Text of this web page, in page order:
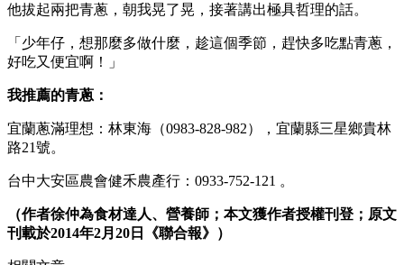
他拔起兩把青蔥，朝我晃了晃，接著講出極具哲理的話。
「少年仔，想那麼多做什麼，趁這個季節，趕快多吃點青蔥，
好吃又便宜啊！」
我推薦的青蔥：
宜蘭蔥滿理想：林東海（0983-828-982），宜蘭縣三星鄉貴林
路21號。
台中大安區農會健禾農產行：0933-752-121 。
（作者徐仲為食材達人、營養師；本文獲作者授權刊登；原文
刊載於2014年2月20日《聯合報》）